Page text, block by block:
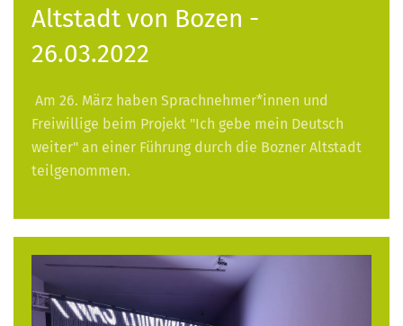
Altstadt von Bozen -
26.03.2022
Am 26. März haben Sprachnehmer*innen und
Freiwillige beim Projekt "Ich gebe mein Deutsch
weiter" an einer Führung durch die Bozner Altstadt
teilgenommen.